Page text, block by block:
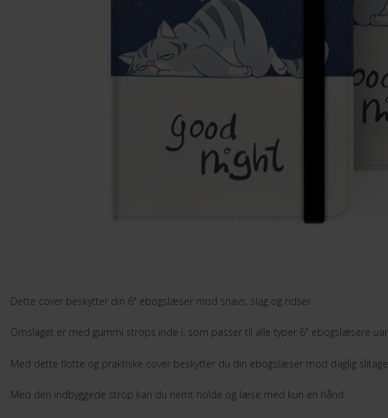
Dette cover beskytter din 6" ebogslæser mod snavs, slag og ridser.
Omslaget er med gummi strops inde i, som passer til alle typer 6" ebogslæsere
Med dette flotte og praktiske cover beskytter du din ebogslæser mod daglig
Med den indbyggede strop kan du nemt holde og læse med kun én hånd.